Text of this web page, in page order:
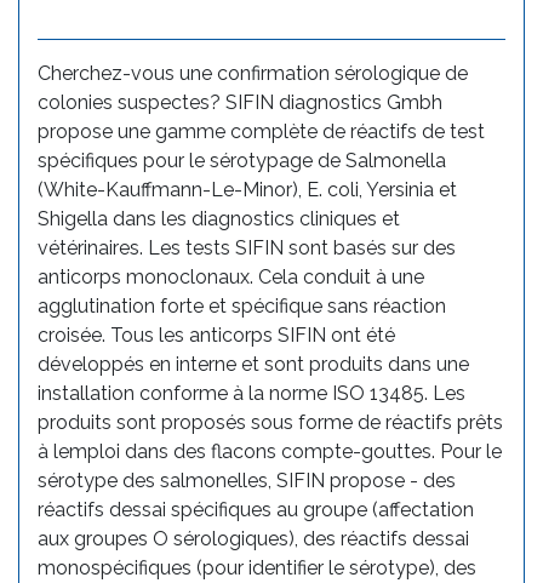
Cherchez-vous une confirmation sérologique de
colonies suspectes? SIFIN diagnostics Gmbh
propose une gamme complète de réactifs de test
spécifiques pour le sérotypage de Salmonella
(White-Kauffmann-Le-Minor), E. coli, Yersinia et
Shigella dans les diagnostics cliniques et
vétérinaires. Les tests SIFIN sont basés sur des
anticorps monoclonaux. Cela conduit à une
agglutination forte et spécifique sans réaction
croisée. Tous les anticorps SIFIN ont été
développés en interne et sont produits dans une
installation conforme à la norme ISO 13485. Les
produits sont proposés sous forme de réactifs prêts
à lemploi dans des flacons compte-gouttes. Pour le
sérotype des salmonelles, SIFIN propose - des
réactifs dessai spécifiques au groupe (affectation
aux groupes O sérologiques), des réactifs dessai
monospécifiques (pour identifier le sérotype), des